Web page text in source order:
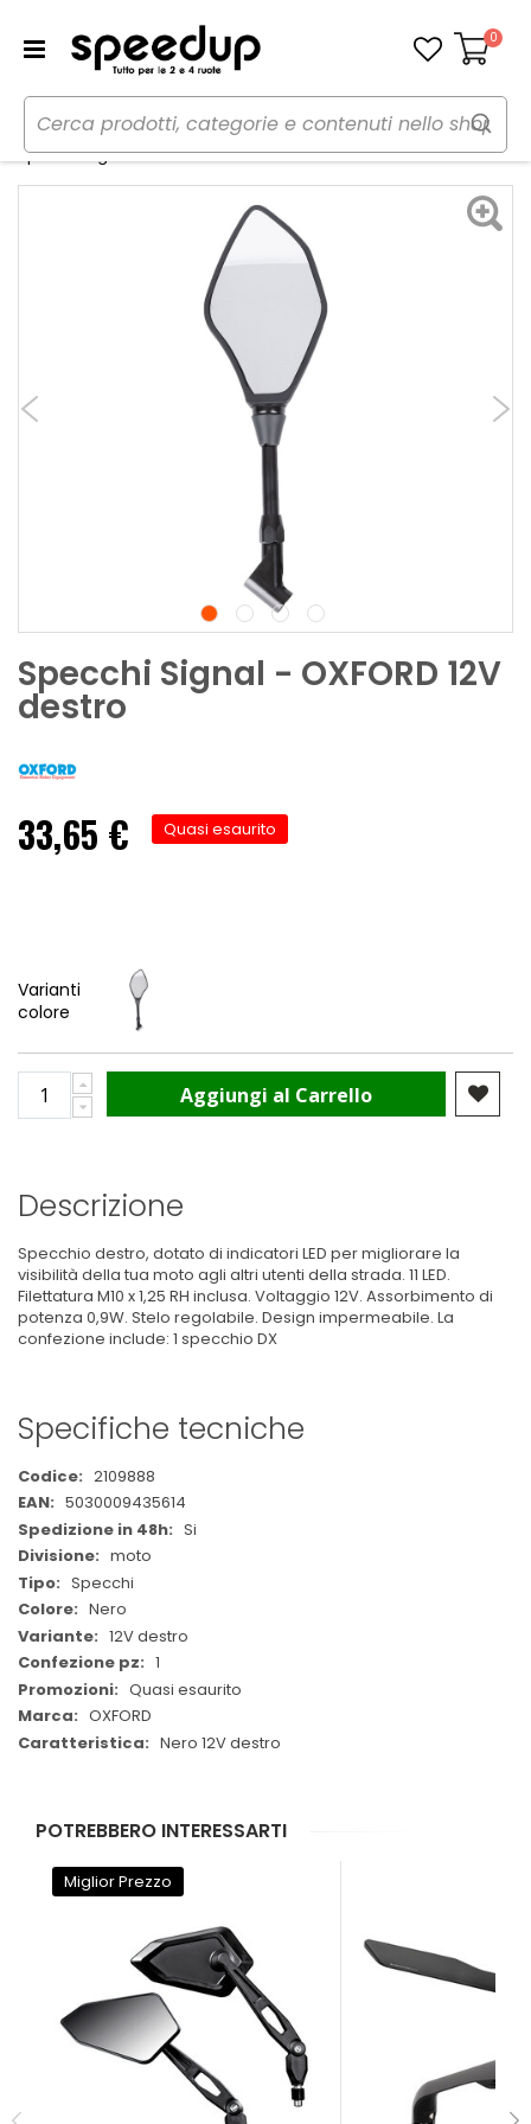
Carrello
0
Home Moto Estetica e protezioni moto
Specchi
Specchi Signal - OXFORD
Specchi Signal - OXFORD 12V
destro
33,65 € Quasi esaurito
Varianti
colore
Aggiungi al Carrello
Descrizione
Specchio destro, dotato di indicatori LED per migliorare la
visibilità della tua moto agli altri utenti della strada. 11 LED.
Filettatura M10 x 1,25 RH inclusa. Voltaggio 12V. Assorbimento di
potenza 0,9W. Stelo regolabile. Design impermeabile. La
confezione include: 1 specchio DX
Specifiche tecniche
Maggiori
Informazioni
2109888
5030009435614
Si
moto
Specchi
Nero
12V destro
1
Quasi esaurito
OXFORD
Nero 12V destro
POTREBBERO INTERESSARTI
Miglior Prezzo